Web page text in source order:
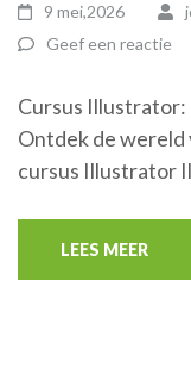
9 mei,2026
Geef een reactie
Cursus
Ontdek de
cursus Illustrator
LEES MEER